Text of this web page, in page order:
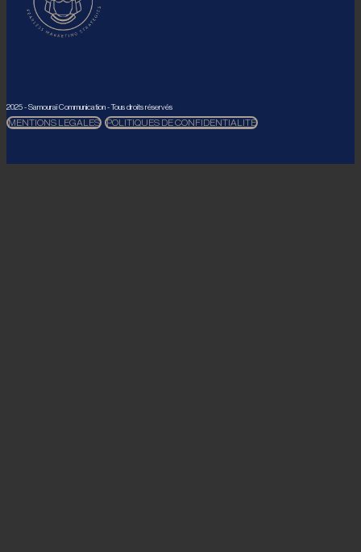
2025 - Samouraï Communication - Tous droits réservés
MENTIONS LEGALES POLITIQUES DE CONFIDENTIALITÉ